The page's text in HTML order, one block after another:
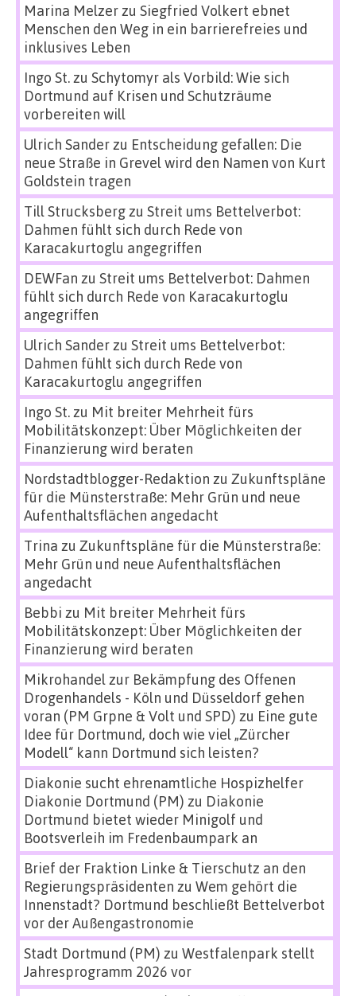
Marina Melzerzu Siegfried Volkert ebnet
Menschen den Weg in ein barrierefreies und
inklusives Leben
Ingo St.zu Schytomyr als Vorbild: Wie sich
Dortmund auf Krisen und Schutzräume
vorbereiten will
Ulrich Sanderzu Entscheidung gefallen: Die
neue Straße in Grevel wird den Namen von Kurt
Goldstein tragen
Till Strucksbergzu Streit ums Bettelverbot:
Dahmen fühlt sich durch Rede von
Karacakurtoglu angegriffen
DEWFan zu Streit ums Bettelverbot: Dahmen
fühlt sich durch Rede von Karacakurtoglu
angegriffen
Ulrich Sanderzu Streit ums Bettelverbot:
Dahmen fühlt sich durch Rede von
Karacakurtoglu angegriffen
Ingo St.zu Mit breiter Mehrheit fürs
Mobilitätskonzept: Über Möglichkeiten der
Finanzierung wird beraten
Nordstadtblogger-Redaktion zu Zukunftspläne
für die Münsterstraße: Mehr Grün und neue
Aufenthaltsflächen angedacht
Trina zu Zukunftspläne für die Münsterstraße:
Mehr Grün und neue Aufenthaltsflächen
angedacht
Bebbi zu Mit breiter Mehrheit fürs
Mobilitätskonzept: Über Möglichkeiten der
Finanzierung wird beraten
Mikrohandel zur Bekämpfung des Offenen
Drogenhandels - Köln und Düsseldorf gehen
voran (PM Grpne & Volt und SPD) zu Eine gute
Idee für Dortmund, doch wie viel „Zürcher
Modell“ kann Dortmund sich leisten?
Diakonie sucht ehrenamtliche Hospizhelfer
Diakonie Dortmund (PM) zu Diakonie
Dortmund bietet wieder Minigolf und
Bootsverleih im Fredenbaumpark an
Brief der Fraktion Linke & Tierschutz an den
Regierungspräsidenten zu Wem gehört die
Innenstadt? Dortmund beschließt Bettelverbot
vor der Außengastronomie
Stadt Dortmund (PM) zu Westfalenpark stellt
Jahresprogramm 2026 vor